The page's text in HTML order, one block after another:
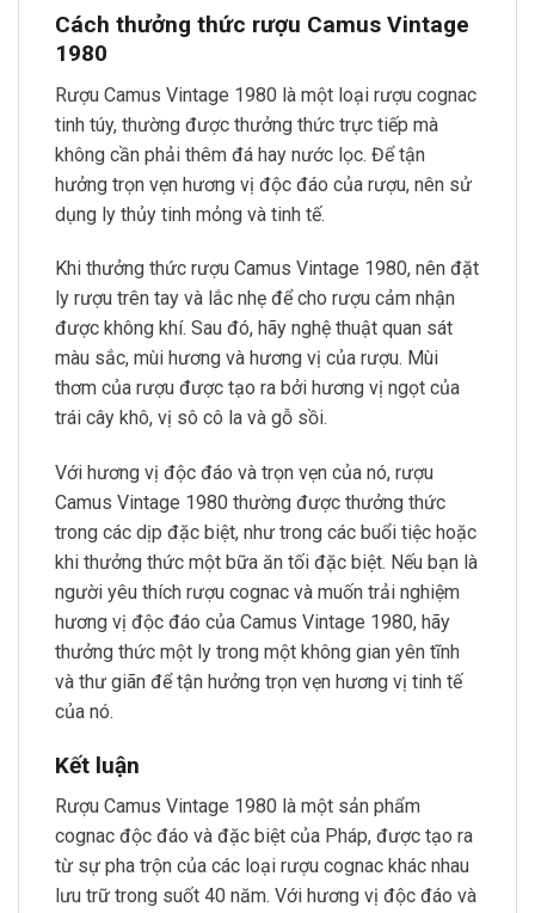
Cách thưởng thức rượu Camus Vintage
1980
Rượu Camus Vintage 1980 là một loại rượu cognac
tinh túy, thường được thưởng thức trực tiếp mà
không cần phải thêm đá hay nước lọc. Để tận
hưởng trọn vẹn hương vị độc đáo của rượu, nên sử
dụng ly thủy tinh mỏng và tinh tế.
Khi thưởng thức rượu Camus Vintage 1980, nên đặt
ly rượu trên tay và lắc nhẹ để cho rượu cảm nhận
được không khí. Sau đó, hãy nghệ thuật quan sát
màu sắc, mùi hương và hương vị của rượu. Mùi
thơm của rượu được tạo ra bởi hương vị ngọt của
trái cây khô, vị sô cô la và gỗ sồi.
Với hương vị độc đáo và trọn vẹn của nó, rượu
Camus Vintage 1980 thường được thưởng thức
trong các dịp đặc biệt, như trong các buổi tiệc hoặc
khi thưởng thức một bữa ăn tối đặc biệt. Nếu bạn là
người yêu thích rượu cognac và muốn trải nghiệm
hương vị độc đáo của Camus Vintage 1980, hãy
thưởng thức một ly trong một không gian yên tĩnh
và thư giãn để tận hưởng trọn vẹn hương vị tinh tế
của nó.
Kết luận
Rượu Camus Vintage 1980 là một sản phẩm
cognac độc đáo và đặc biệt của Pháp, được tạo ra
từ sự pha trộn của các loại rượu cognac khác nhau
lưu trữ trong suốt 40 năm. Với hương vị độc đáo và